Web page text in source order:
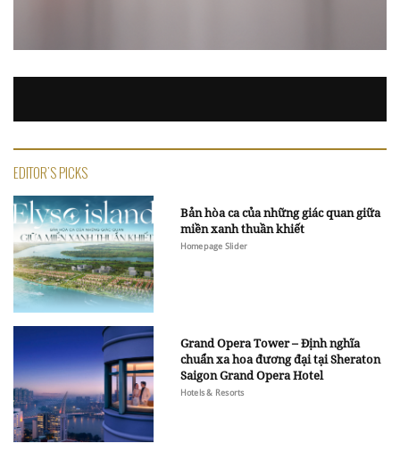
EDITOR'S PICKS
Bản hòa ca của những giác quan giữa
miền xanh thuần khiết
Homepage Slider
Grand Opera Tower – Định nghĩa
chuẩn xa hoa đương đại tại Sheraton
Saigon Grand Opera Hotel
Hotels & Resorts